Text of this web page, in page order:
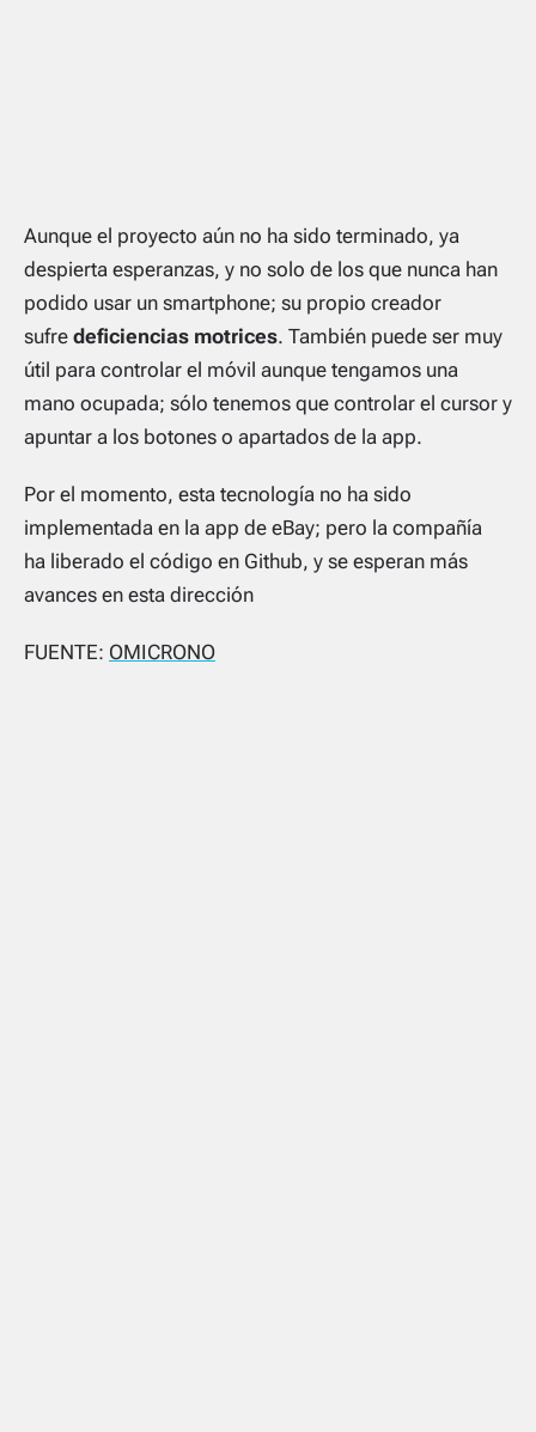
Aunque el proyecto aún no ha sido terminado, ya
despierta esperanzas, y no solo de los que nunca han
podido usar un smartphone; su propio creador
sufre deficiencias motrices. También puede ser muy
útil para controlar el móvil aunque tengamos una
mano ocupada; sólo tenemos que controlar el cursor y
apuntar a los botones o apartados de la app.
Por el momento, esta tecnología no ha sido
implementada en la app de eBay; pero la compañía
ha liberado el código en Github, y se esperan más
avances en esta dirección
FUENTE: OMICRONO